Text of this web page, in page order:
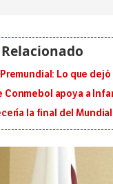
Lo que
Conmebol apoya a
la final del